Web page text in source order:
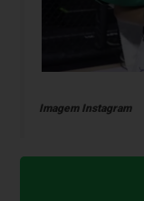
Imagem Instagram